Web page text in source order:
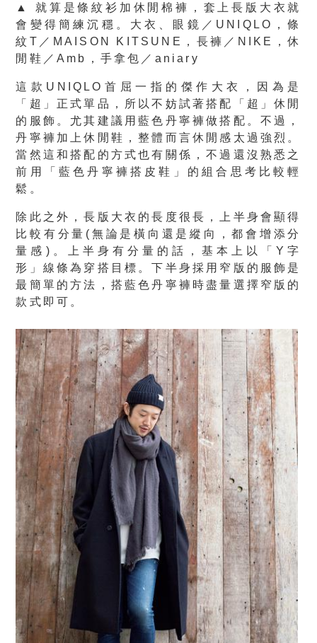
▲ 就算是條紋衫加休閒棉褲，套上長版大衣就
會變得簡練沉穩。大衣、眼鏡／UNIQLO，條
紋T／MAISON KITSUNE，長褲／NIKE，休
閒鞋／Amb，手拿包／aniary
這款UNIQLO首屈一指的傑作大衣，因為是
「超」正式單品，所以不妨試著搭配「超」休閒
的服飾。尤其建議用藍色丹寧褲做搭配。不過，
丹寧褲加上休閒鞋，整體而言休閒感太過強烈。
當然這和搭配的方式也有關係，不過還沒熟悉之
前用「藍色丹寧褲搭皮鞋」的組合思考比較輕
鬆。
除此之外，長版大衣的長度很長，上半身會顯得
比較有分量(無論是橫向還是縱向，都會增添分
量感)。上半身有分量的話，基本上以「Y字
形」線條為穿搭目標。下半身採用窄版的服飾是
最簡單的方法，搭藍色丹寧褲時盡量選擇窄版的
款式即可。